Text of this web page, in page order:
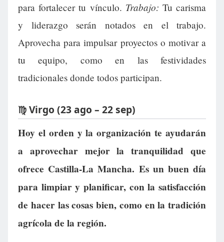
para fortalecer tu vínculo. Trabajo: Tu carisma
y liderazgo serán notados en el trabajo.
Aprovecha para impulsar proyectos o motivar a
tu equipo, como en las festividades
tradicionales donde todos participan.
♍ Virgo (23 ago – 22 sep)
Hoy el orden y la organización te ayudarán
a aprovechar mejor la tranquilidad que
ofrece Castilla-La Mancha. Es un buen día
para limpiar y planificar, con la satisfacción
de hacer las cosas bien, como en la tradición
agrícola de la región.